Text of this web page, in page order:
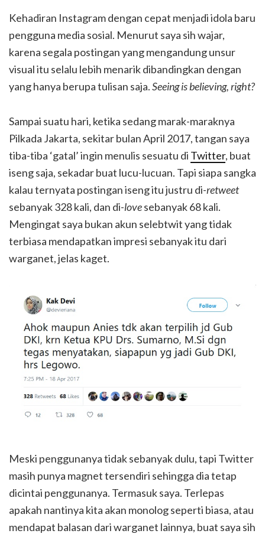
Kehadiran Instagram dengan cepat menjadi idola baru
pengguna media sosial. Menurut saya sih wajar,
karena segala postingan yang mengandung unsur
visual itu selalu lebih menarik dibandingkan dengan
yang hanya berupa tulisan saja.Seeing is believing, right?
Sampai suatu hari, ketika sedang marak-maraknya
Pilkada Jakarta, sekitar bulan April 2017, tangan saya
tiba-tiba ‘gatal’ ingin menulis sesuatu di Twitter, buat
iseng saja, sekadar buat lucu-lucuan. Tapi siapa sangka
kalau ternyata postingan iseng itu justru di-retweet
sebanyak 328 kali, dan di-lovesebanyak 68 kali.
Mengingat saya bukan akun selebtwit yang tidak
terbiasa mendapatkan impresi sebanyak itu dari
warganet, jelas kaget.
Meski penggunanya tidak sebanyak dulu, tapi Twitter
masih punya magnet tersendiri sehingga dia tetap
dicintai penggunanya. Termasuk saya. Terlepas
apakah nantinya kita akan monolog seperti biasa, atau
mendapat balasan dari warganet lainnya, buat saya sih